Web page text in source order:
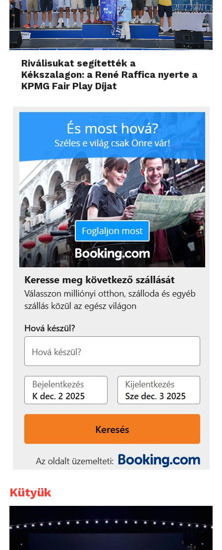
Riválisukat segítették a
Kékszalagon: a René Raffica nyerte a
KPMG Fair Play Díjat
Kütyük